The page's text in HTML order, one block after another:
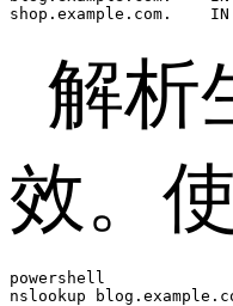
shop.example.com.    IN
解析
效。
powershell
nslookup